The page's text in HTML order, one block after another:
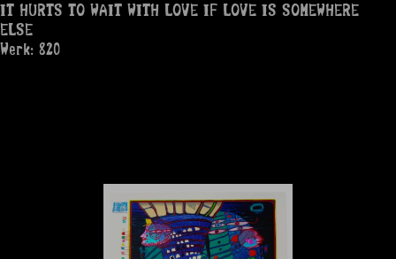
IT HURTS TO WAIT WITH LOVE IF LOVE IS SOMEWHERE
ELSE
Werk: 820